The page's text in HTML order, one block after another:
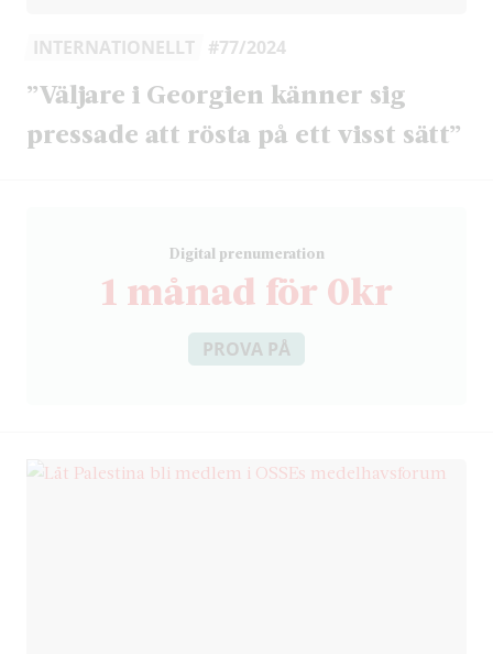
INTERNATIONELLT #77/2024
”Väljare i Georgien känner sig
pressade att rösta på ett visst sätt”
Digital prenumeration
1 månad för 0kr
PROVA PÅ